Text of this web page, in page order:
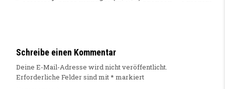
Schreibe einen Kommentar
Deine E-Mail-Adresse wird nicht veröffentlicht.
Erforderliche Felder sind mit* markiert